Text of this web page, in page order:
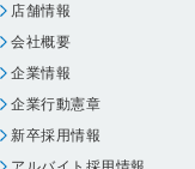
店舗情報
会社概要
企業情報
企業行動憲章
新卒採用情報